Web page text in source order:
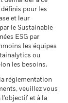
77,50
1 329
85,41
telle qu'elle
et les
les
du
tel que défini
qui
ou des
- EMSUST-
pour les
et leur
le Sustainable
ESG par
les équipes
ou
les besoins.
réglementation
veuillez vous
l'objectif et à la